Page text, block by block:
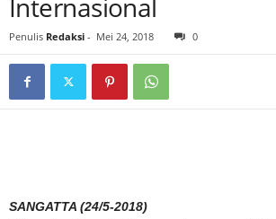
Internasional
Penulis Redaksi - Mei 24, 2018 0
SANGATTA (24/5-2018)